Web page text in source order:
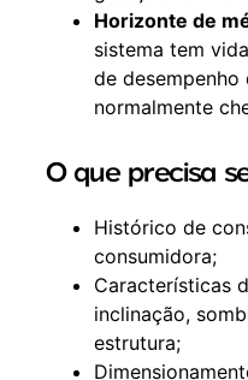
Horizonte de
sistema tem
de
normalmente
O que precisa
Histórico de
consumidora;
Características
inclinação,
estrutura;